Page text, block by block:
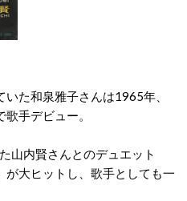
た和泉雅子さんは1965年、
手デビュー。
山内賢さんとのデュエット
が大ヒットし、歌手としても一